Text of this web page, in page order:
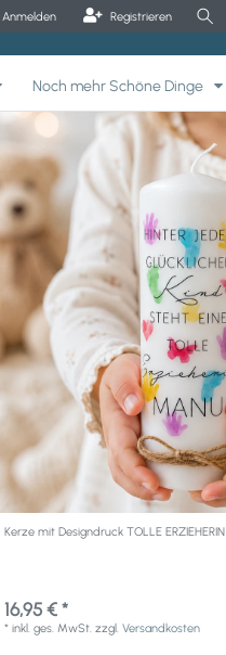
Anmelden Registrieren
Noch mehr Schöne Dinge
Kerze mit Designdruck TOLLE ERZIEHERIN
16,95 € *
*inkl. ges. MwSt. zzgl.Versandkosten